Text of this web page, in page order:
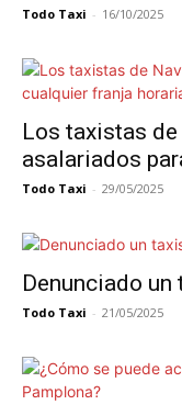
Todo Taxi - 16/10/2025
Los taxistas
asalariados
Todo Taxi - 29/05/2025
Denunciado
Todo Taxi - 21/05/2025